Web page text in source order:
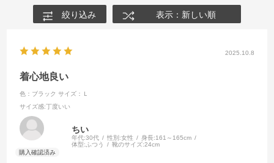
絞り込み 表示：新しい順
2025.10.8
着心地良い
色：ブラック サイズ：Ｌ
サイズ感:丁度いい
ちい
年代:30代 性別:女性 身長:161～165cm
体型: ふつう 靴のサイズ:24cm